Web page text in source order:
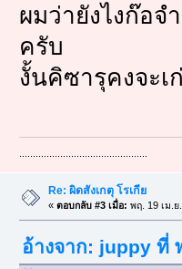
ผมว่ายังไงก๊อจ
ครับ
งั้นคิซารุคงจะเ
Re: ผิดสังเกตุ โรเกีย
« ตอบกลับ #3 เมื่อ: พฤ. 19 เม.ย
อ้างจาก: juppy ที่